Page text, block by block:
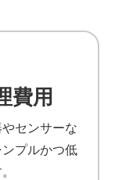
費用
センサーな
プルかつ低